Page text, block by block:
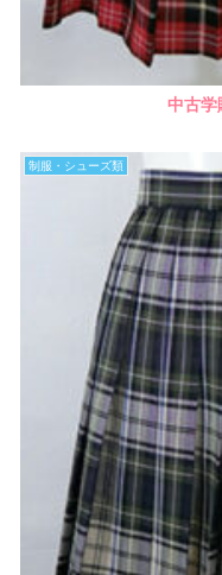
中古学
制服・シューズ類